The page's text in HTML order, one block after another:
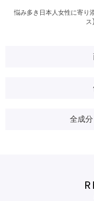
悩み多き日本人女性に寄
ス
全成分